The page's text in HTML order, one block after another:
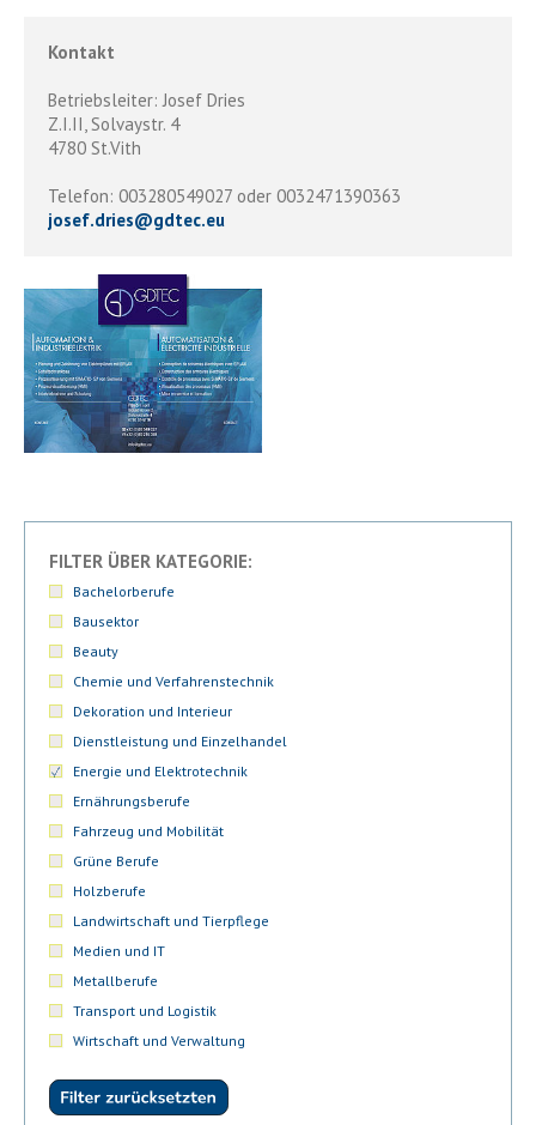
Kontakt
Betriebsleiter: Josef Dries
Z.I.II, Solvaystr. 4
4780 St.Vith
Telefon: 003280549027 oder 0032471390363
josef.dries@gdtec.eu
FILTER ÜBER KATEGORIE:
Bachelorberufe
Bausektor
Beauty
Chemie und Verfahrenstechnik
Dekoration und Interieur
Dienstleistung und Einzelhandel
Energie und Elektrotechnik
Ernährungsberufe
Fahrzeug und Mobilität
Grüne Berufe
Holzberufe
Landwirtschaft und Tierpflege
Medien und IT
Metallberufe
Transport und Logistik
Wirtschaft und Verwaltung